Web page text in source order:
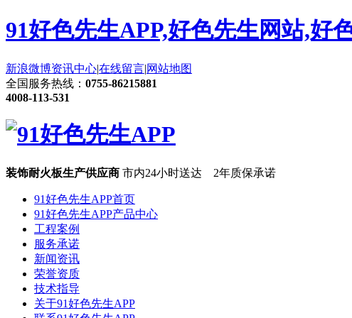
91好色先生APP,好色先生网站,好
新浪微博资讯中心|在线留言|网站地图
全国服务热线： 0755-86215881
4008-113-531
装饰耐火板生产供应商 市内24小时送达 2年质保承诺
91好色先生APP首页
91好色先生APP产品中心
工程案例
服务承诺
新闻资讯
荣誉资质
技术指导
关于91好色先生APP